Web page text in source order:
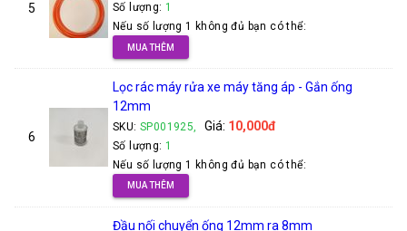
5 Số lượng: 1
Nếu số lượng 1 không đủ bạn có thể:
MUA THÊM
6
Lọc rác máy rửa xe máy tăng áp - Gắn ống
12mm
SKU: SP001925, Giá: 10,000đ
Số lượng: 1
Nếu số lượng 1 không đủ bạn có thể:
MUA THÊM
Đầu nối chuyển ống 12mm ra 8mm